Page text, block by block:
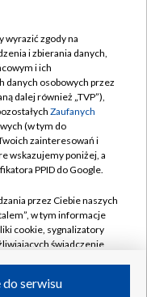
wyrazić zgody na
i zbierania danych,
i ich
danych osobowych przez
dalej również „TVP”),
Zaufanych
(w tym do
zainteresowań i
wskazujemy poniżej, a
PPID do Google.
przez Ciebie naszych
w tym informacje
cookie, sygnalizatory
świadczenie
serwisu